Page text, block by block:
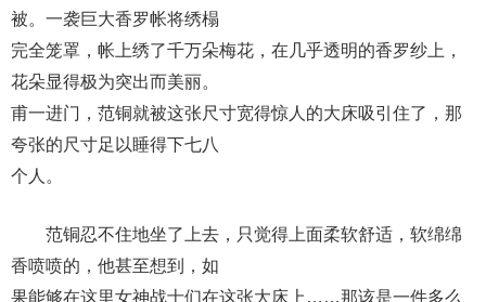
被。一袭巨大香罗帐将绣榻
完全笼罩，帐上绣了千万朵梅花，在几乎透明的香罗纱上，
花朵显得极为突出而美丽。
甫一进门，范铜就被这张尺寸宽得惊人的大床吸引住了，那
夸张的尺寸足以睡得下七八
个人。
范铜忍不住地坐了上去，只觉得上面柔软舒适，软绵绵
香喷喷的，他甚至想到，如
果能够在这里女神战士们在这张大床上……那该是一件多么